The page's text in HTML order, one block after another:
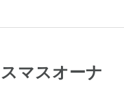
マスオーナ